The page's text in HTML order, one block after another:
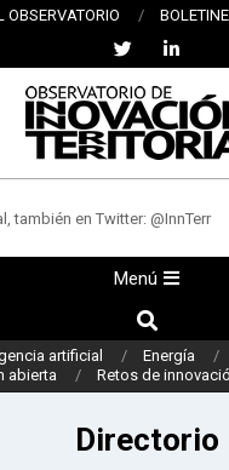
OBSERVATORIO
en Twitter: @InnTerr
Menú
Buscar
artificial Energía
abierta
Retos de
Directorio